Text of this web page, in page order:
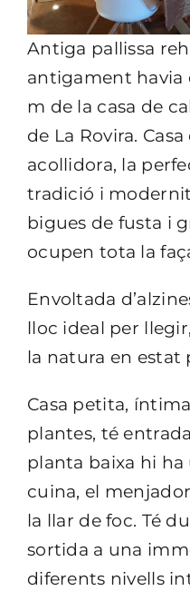
Antiga pallissa
antigament havia
m de la casa de
de La Rovira.
acollidora, la
tradició i
bigues de fusta i
ocupen tota la
Envoltada
lloc ideal per
la natura en estat
Casa petita,
plantes, té
planta baixa hi ha
cuina, el
la llar de foc. Té
sortida a una
diferents nivells